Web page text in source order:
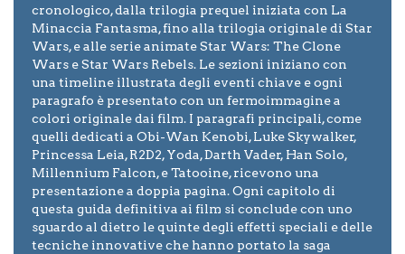
cronologico, dalla trilogia prequel iniziata con La
Minaccia Fantasma, fino alla trilogia originale di Star
Wars, e alle serie animate Star Wars: The Clone
Wars e Star Wars Rebels. Le sezioni iniziano con
una timeline illustrata degli eventi chiave e ogni
paragrafo è presentato con un fermoimmagine a
colori originale dai film. I paragrafi principali, come
quelli dedicati a Obi-Wan Kenobi, Luke Skywalker,
Princessa Leia, R2D2, Yoda, Darth Vader, Han Solo,
Millennium Falcon, e Tatooine, ricevono una
presentazione a doppia pagina. Ogni capitolo di
questa guida definitiva ai film si conclude con uno
sguardo al dietro le quinte degli effetti speciali e delle
tecniche innovative che hanno portato la saga